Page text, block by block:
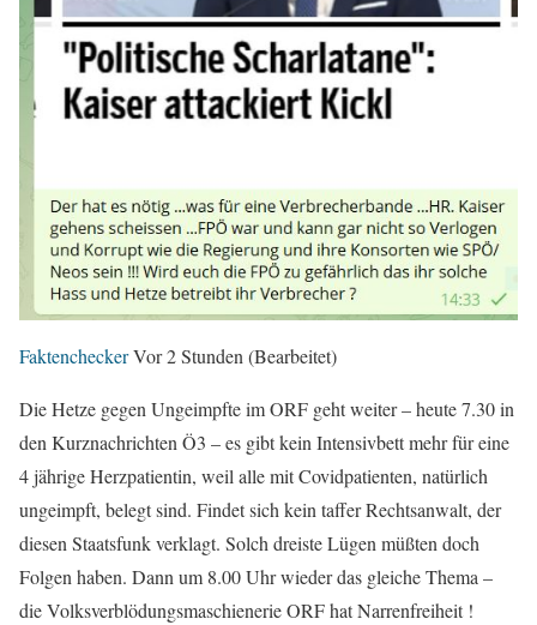
FaktencheckerVor 2 Stunden(Bearbeitet)
Die Hetze gegen Ungeimpfte im ORF geht weiter – heute 7.30 in
den Kurznachrichten Ö3 – es gibt kein Intensivbett mehr für eine
4 jährige Herzpatientin, weil alle mit Covidpatienten, natürlich
ungeimpft, belegt sind. Findet sich kein taffer Rechtsanwalt, der
diesen Staatsfunk verklagt. Solch dreiste Lügen müßten doch
Folgen haben. Dann um 8.00 Uhr wieder das gleiche Thema –
die Volksverblödungsmaschienerie ORF hat Narrenfreiheit !